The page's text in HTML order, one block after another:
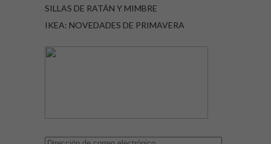
SILLAS DE RATÁN Y MIMBRE
IKEA: NOVEDADES DE PRIMAVERA
Dirección